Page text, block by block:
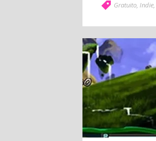
Gratuito, Indie,